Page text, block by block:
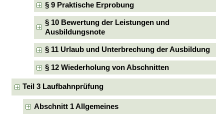
§ 9 Praktische Erprobung
§ 10 Bewertung der Leistungen und
Ausbildungsnote
§ 11 Urlaub und Unterbrechung der Ausbildung
§ 12 Wiederholung von Abschnitten
Teil 3 Laufbahnprüfung
Abschnitt 1 Allgemeines